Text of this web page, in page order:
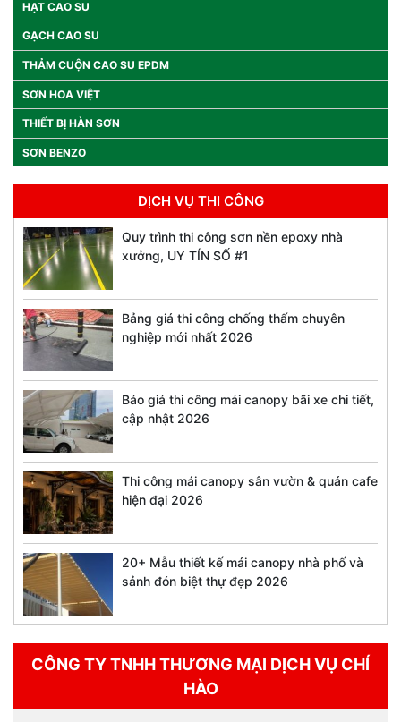
HẠT CAO SU
GẠCH CAO SU
THẢM CUỘN CAO SU EPDM
SƠN HOA VIỆT
THIẾT BỊ HÀN SƠN
SƠN BENZO
DỊCH VỤ THI CÔNG
Quy trình thi công sơn nền epoxy nhà
xưởng, UY TÍN SỐ #1
Bảng giá thi công chống thấm chuyên
nghiệp mới nhất 2026
Báo giá thi công mái canopy bãi xe chi tiết,
cập nhật 2026
Thi công mái canopy sân vườn & quán cafe
hiện đại 2026
20+ Mẫu thiết kế mái canopy nhà phố và
sảnh đón biệt thự đẹp 2026
CÔNG TY TNHH THƯƠNG MẠI DỊCH VỤ CHÍ
HÀO